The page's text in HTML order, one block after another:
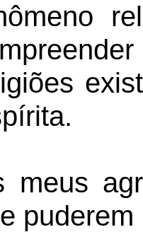
meus
puderem